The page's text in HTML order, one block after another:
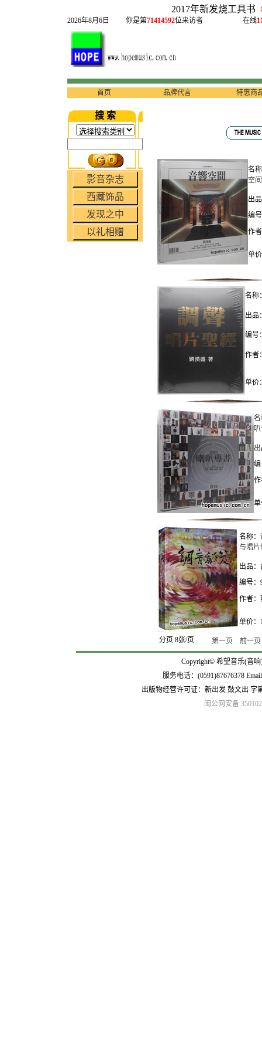
2017年新发烧工具书
2026年8月6日 你是第71414592位来访者 在线
首页 品牌代言 特惠商
搜 索
影音杂志
西藏饰品
发现之中
以礼相赠
名
空
出
编
作
单
名称
出品
编号
作者
单价
编
名称：
与唱片
出品
编号：
作者：
单价
分页 8张/页 第一页 前一页
Copyright© 希望音乐(音
服务电话：(0591)87676378
出版物经营许可证：新出发 鼓文出
闽公网安备